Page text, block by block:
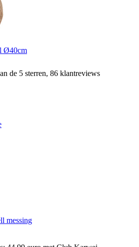
Ø40cm
de 5 sterren, 86 klantreviews
messing